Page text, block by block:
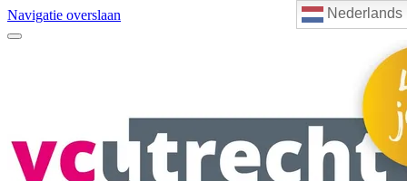
Nederlands
Navigatie overslaan